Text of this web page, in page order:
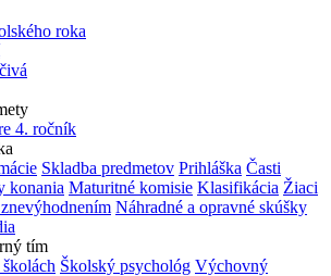
roka
4. ročník
Skladba predmetov Prihláška Časti
konania Maturitné komisie Klasifikácia Žiaci
Náhradné a opravné skúšky
tím
Školský psychológ Výchovný